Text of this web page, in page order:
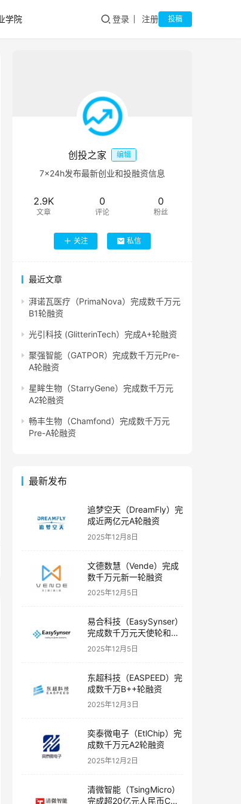
学院 登录 注册 投稿
创投之家 编辑
7×24h发布最新创业和投融资信息
2.9K
文章
0
评论
0
粉丝
关注 私信
最近文章
湃诺瓦医疗（PrimaNova）完成数千万元
B1轮融资
光引科技 (GlitterinTech）完成A+轮融资
聚强智能（GATPOR）完成数千万元Pre-
A轮融资
星眸生物（StarryGene）完成数千万元
A2轮融资
畅丰生物（Chamfond）完成数千万元
Pre-A轮融资
最新发布
追梦空天（DreamFly）完
成近两亿元A轮融资
2025年12月8日
文德数慧（Vende）完成
数千万元新一轮融资
2025年12月5日
易合科技（EasySynser）
完成数千万元天使轮和天
使+轮融资
2025年12月5日
东超科技（EASPEED）完
成数千万B++轮融资
2025年12月3日
奕泰微电子（EtlChip）完
成数千万元A2轮融资
2025年12月2日
清微智能（TsingMicro）
完成超20亿元人民币C轮